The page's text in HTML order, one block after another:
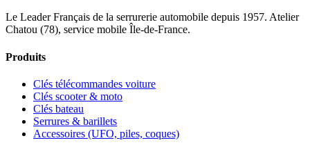
Le Leader Français de la serrurerie automobile depuis 1957. Atelier
Chatou (78), service mobile Île-de-France.
Produits
Clés télécommandes voiture
Clés scooter & moto
Clés bateau
Serrures & barillets
Accessoires (UFO, piles, coques)